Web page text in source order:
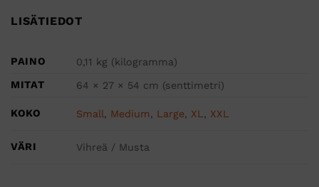
LISÄTIEDOT
PAINO
0,11 kg (kilogramma)
MITAT
64 × 27 × 54 cm (senttimetri)
KOKO Small, Medium, Large, XL , XXL
VÄRI Vihreä / Musta